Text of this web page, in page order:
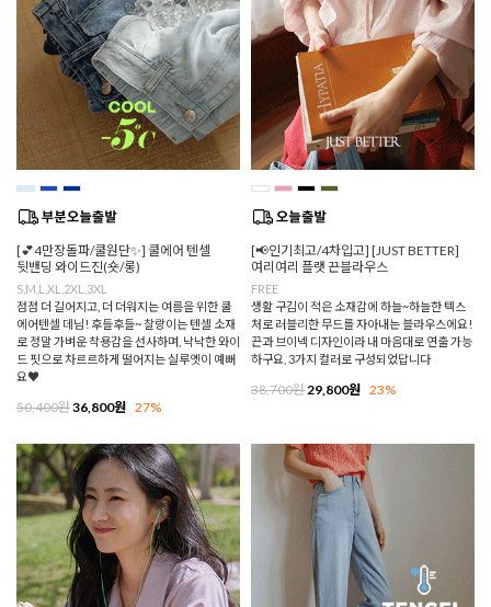
[💕4만장돌파/쿨원단✨] 쿨에어 텐셀
뒷밴딩 와이드진(숏/롱)
S,M,L,XL,2XL,3XL
점점 더 길어지고, 더 더워지는 여름을 위한 쿨
에어텐셀 데님! 후들후들~ 찰랑이는 텐셀 소재
로 정말 가벼운 착용감을 선사하며, 낙낙한 와이
드 핏으로 차르르하게 떨어지는 실루엣이 예뻐
요♥
50,400원36,800원 27%
[📢인기최고/4차입고] [JUST BETTER]
여리여리 플랫 끈블라우스
FREE
생활 구김이 적은 소재감에 하늘~하늘한 텍스
처로 러블리한 무드를 자아내는 블라우스에요!
끈과 브이넥 디자인이라 내 마음대로 연출 가능
하구요, 3가지 컬러로 구성되었답니다
38,700원 29,800원 23%